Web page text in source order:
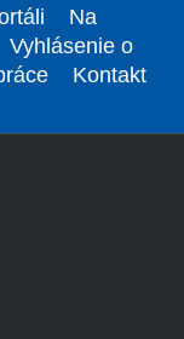
Na
Vyhlásenie o
Kontakt